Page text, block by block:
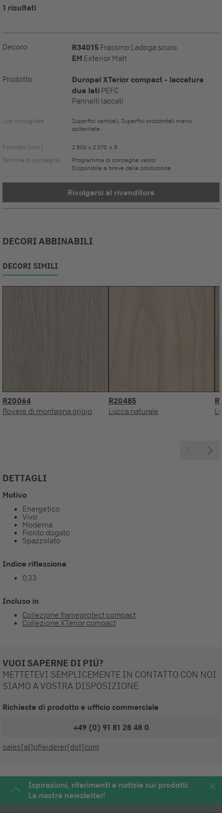
1 risultati
Decoro R34015 Frassino Ladoga scuro
EM Exterior Matt
Prodotto
Duropal XTerior compact - laccatura
due lati PEFC
Pannelli laccati
Uso consigliato
Superfici verticali, Superfici orizzontali meno
sollecitate
Formato (mm)
2.800 x 2.070 x 8
Termine di consegna
Programma di consegne veloci
Disponibile a breve dalla produzione
Rivolgersi al rivenditore
DECORI ABBINABILI
DECORI SIMILI
R20064
Rovere di montagna grigio
R20485
Lucca naturale
DETTAGLI
Motivo
Energetico
Vivo
Moderna
Fiorito dogato
Spazzolato
Indice riflessione
0,33
Incluso in
Collezione flameprotect compact
Collezione XTerior compact
VUOI SAPERNE DI PIÚ?
METTETEVI SEMPLICEMENTE IN CONTATTO CON NOI.
SIAMO A VOSTRA DISPOSIZIONE.
Richieste di prodotto e ufficio commerciale
+49 (0) 91 81 28 48 0
sales[at]pfleiderer[dot]com
Ispirazioni, riferimenti e notizie sui prodotti:
La nostra newsletter!